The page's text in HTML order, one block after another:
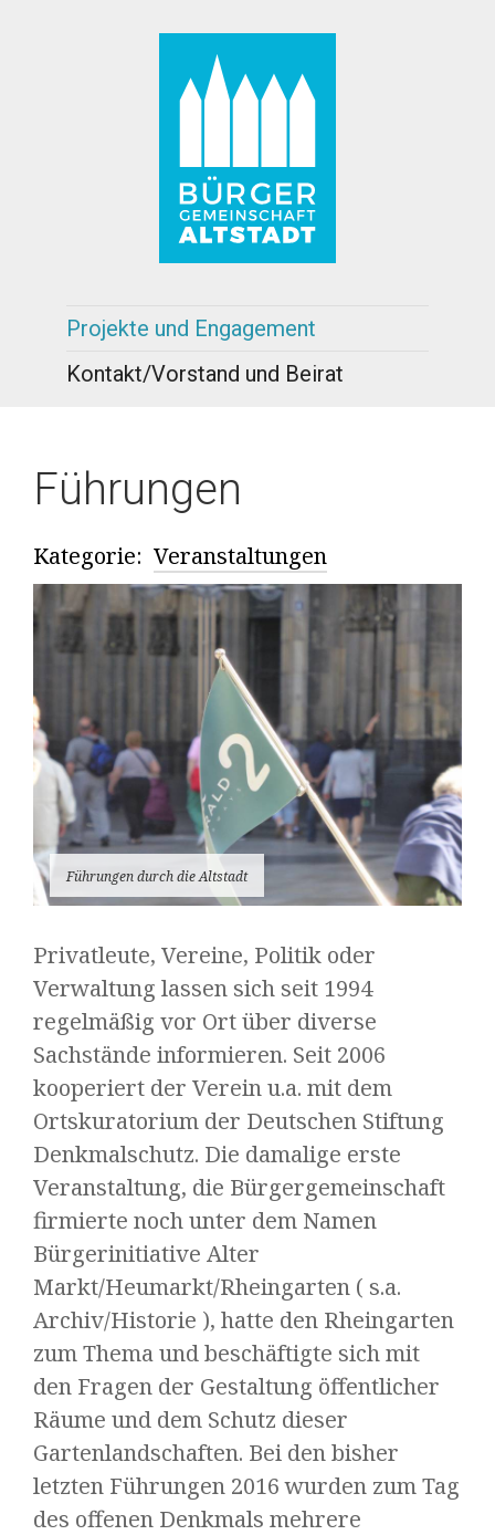
Projekte und Engagement
Kontakt/Vorstand und Beirat
Führungen
Kategorie: Veranstaltungen
Führungen durch die Altstadt
Privatleute, Vereine, Politik oder
Verwaltung lassen sich seit 1994
regelmäßig vor Ort über diverse
Sachstände informieren. Seit 2006
kooperiert der Verein u.a. mit dem
Ortskuratorium der Deutschen Stiftung
Denkmalschutz. Die damalige erste
Veranstaltung, die Bürgergemeinschaft
firmierte noch unter dem Namen
Bürgerinitiative Alter
Markt/Heumarkt/Rheingarten ( s.a.
Archiv/Historie ), hatte den Rheingarten
zum Thema und beschäftigte sich mit
den Fragen der Gestaltung öffentlicher
Räume und dem Schutz dieser
Gartenlandschaften. Bei den bisher
letzten Führungen 2016 wurden zum Tag
des offenen Denkmals mehrere